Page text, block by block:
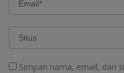
Simpan nama, email, dan